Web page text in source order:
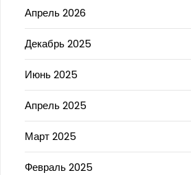
Апрель 2026
Декабрь 2025
Июнь 2025
Апрель 2025
Март 2025
Февраль 2025